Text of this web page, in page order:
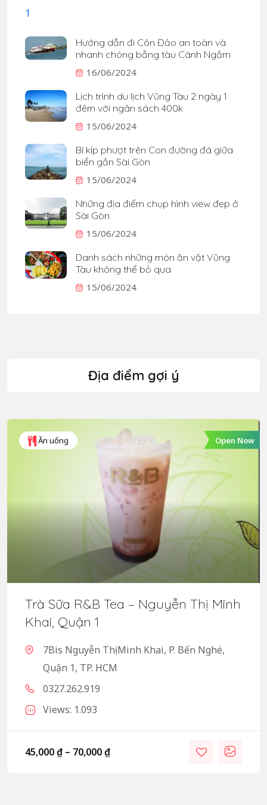
Hướng dẫn đi Côn Đảo an toàn và
nhanh chóng bằng tàu Cánh Ngầm
16/06/2024
Lịch trình du lịch Vũng Tàu 2 ngày 1
đêm với ngân sách 400k
15/06/2024
Bí kíp phượt trên Con đường đá giữa
biển gần Sài Gòn
15/06/2024
Những địa điểm chụp hình view đẹp ở
Sài Gòn
15/06/2024
Danh sách những món ăn vặt Vũng
Tàu không thể bỏ qua
15/06/2024
Địa điểm gợi ý
Ăn uống Open Now
Trà Sữa R&B Tea – Nguyễn Thị Minh
Khai, Quận 1
7Bis Nguyễn Thị Minh Khai, P. Bến Nghé,
Quận 1, TP. HCM
0327.262.919
Views: 1.093
45,000₫ – 70,000₫